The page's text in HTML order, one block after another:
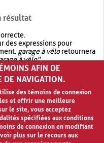
résultat
des expressions pour
garage à véloretournera
à vélo".
avec OR.garage OR vélo
quegarage à vélo
AFIN DE
DE NAVIGATION.
des témoins de connexion
et offrir une meilleure
le site, vous acceptez
spécifiées aux conditions
de connexion en modifiant
plus sur le recours aux